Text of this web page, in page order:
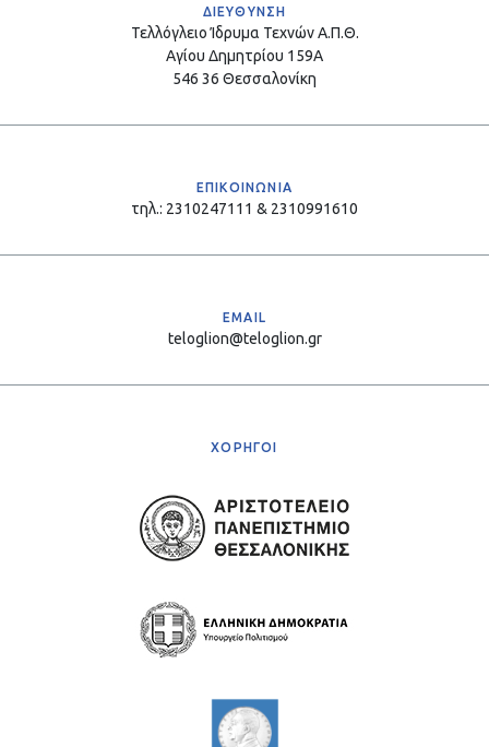
ΔΙΕΥΘΥΝΣΗ
Τελλόγλειο Ίδρυμα Τεχνών Α.Π.Θ.
Αγίου Δημητρίου 159Α
546 36 Θεσσαλονίκη
ΕΠΙΚΟΙΝΩΝΙΑ
τηλ.: 2310247111 & 2310991610
EMAIL
teloglion@teloglion.gr
ΧΟΡΗΓΟΙ